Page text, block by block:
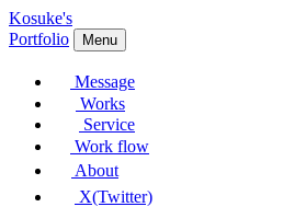
Kosuke's
Portfolio
Menu
Message
Works
Service
Work flow
About
X(Twitter)